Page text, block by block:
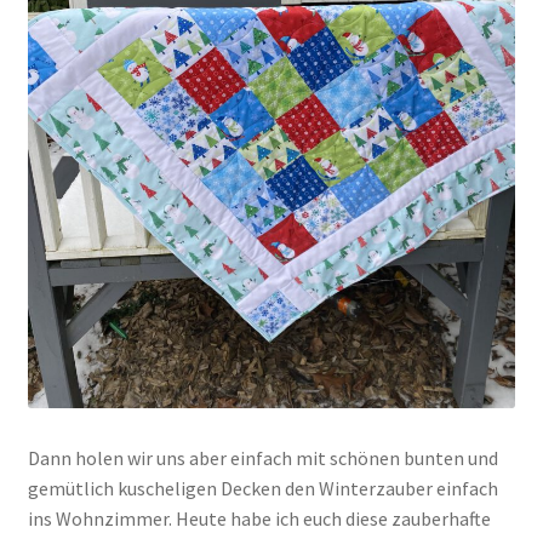
Zahlungsarten
Dann holen wir uns aber einfach mit schönen bunten und
gemütlich kuscheligen Decken den Winterzauber einfach
ins Wohnzimmer. Heute habe ich euch diese zauberhafte